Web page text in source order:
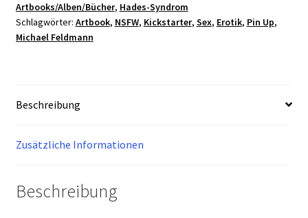
Feldmann
TPB
"Nice"
Artbooks/Alben/Bücher, Hades-Syndrom
Schlagwörter: Artbook, NSFW, Kickstarter, Sex, Erotik, Pin Up,
Michael Feldmann
Beschreibung
Zusätzliche Informationen
Beschreibung